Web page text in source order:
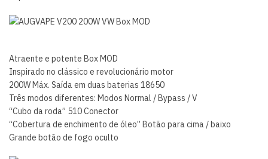
Atraente e potente Box MOD
Inspirado no clássico e revolucionário motor
200W Máx. Saída em duas baterias 18650
Três modos diferentes: Modos Normal / Bypass / V
“Cubo da roda” 510 Conector
“Cobertura de enchimento de óleo” Botão para cima / baixo
Grande botão de fogo oculto